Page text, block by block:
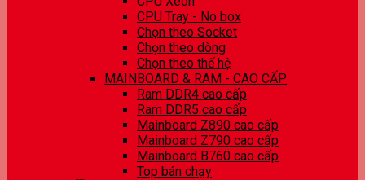
CPU Tray - No box
Chọn theo Socket
Chọn theo dòng
Chọn theo thế hệ
MAINBOARD & RAM - CAO CẤP
Ram DDR4 cao cấp
Ram DDR5 cao cấp
Mainboard Z890 cao cấp
Mainboard Z790 cao cấp
Mainboard B760 cao cấp
Top bán chạy